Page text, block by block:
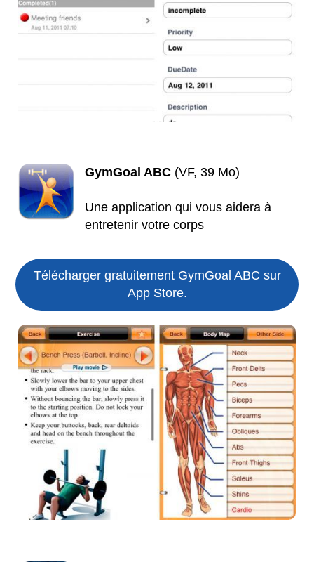
GymGoal ABC (VF, 39 Mo)
Une application qui vous aidera à
entretenir votre corps
Télécharger gratuitement GymGoal ABC sur
App Store.